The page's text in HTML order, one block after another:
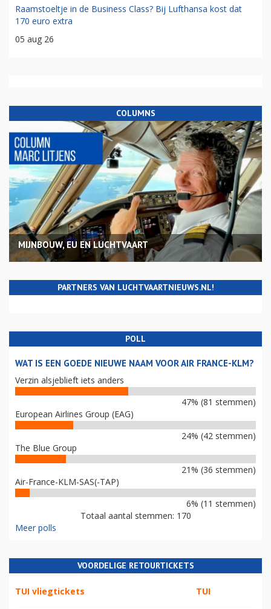
Raamstoeltje in de Business Class? Bij Lufthansa kost dat
170 euro extra
05 aug 26
COLUMNS
MIJNBOUW, EU EN LUCHTVAART
PARTNERS VAN LUCHTVAARTNIEUWS.NL!
POLL
WAT IS EEN GOEDE NIEUWE NAAM VOOR AIR FRANCE-KLM?
Verzin alsjeblieft iets anders
47% (81 stemmen)
European Airlines Group (EAG)
24% (42 stemmen)
The Blue Group
21% (36 stemmen)
Air-France-KLM-SAS(-TAP)
6% (11 stemmen)
Totaal aantal stemmen: 170
Meer polls
VOORDELIGE RETOURTICKETS
TUI vliegtickets TUI